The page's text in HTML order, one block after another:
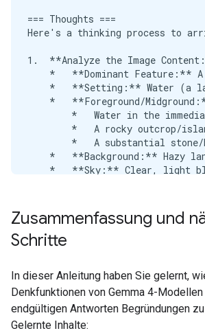
=== Thoughts ===
Here's a thinking process to
1.  **Analyze the Image
*   **Dominant Feature:**
*   **Setting:** Water (a
*   **Foreground/
*   Water in the
*   A rocky outcrop/
*   A substantial
*   **Background:** Hazy
*   **Sky:** Clear, light
2.  **Identify Key Elements for
*   The Bridge (Golden Gate
    *   The Water/Bay.
3.  **Draft the Description
*   *Initial thought:*
*   *Refinement (Adding
*   *Enhancement (Adding
Zusammenfassung und
Schritte
In dieser Anleitung haben Sie gelernt,
Denkfunktionen von Gemma 4-
endgültigen Antworten Begründungen
Gelernte Inhalte: